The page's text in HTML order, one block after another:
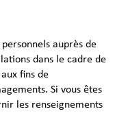
auprès de
dans le cadre de
fins de
Si vous êtes
les renseignements